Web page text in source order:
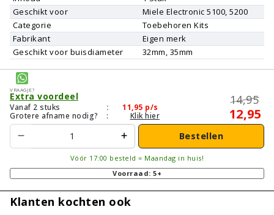
Geschikt voor
Miele Electronic 5100, 5200
Categorie
Toebehoren Kits
Fabrikant
Eigen merk
Geschikt voor buisdiameter
32mm, 35mm
Vraagje?
Extra voordeel
Vanaf 2 stuks : 11,95 p/s
Grotere afname nodig?
: Klik hier
14,95
12,95
Bestellen
Vóór 17:00 besteld = Maandag in huis!
Voorraad: 5+
Klanten kochten ook